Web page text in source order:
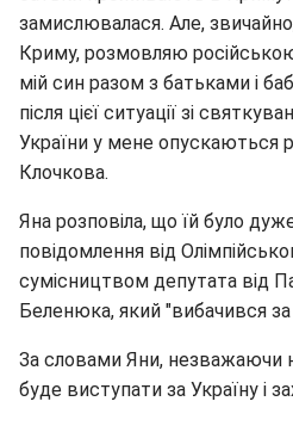
замислювалася. Але,
Криму, розмовляю
мій син разом з батьками і
після цієї ситуації зі
України у мене опускаються
Клочкова.
Яна розповіла, що їй було
повідомлення від
сумісництвом депутата від
Беленюка, який "вибачився за
За словами Яни, незважаючи
буде виступати за Україну і